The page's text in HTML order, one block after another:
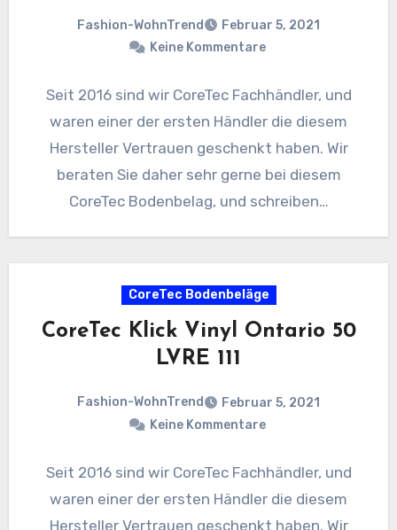
Fashion-WohnTrend
Februar 5, 2021
Keine Kommentare
Seit 2016 sind wir CoreTec Fachhändler, und
waren einer der ersten Händler die diesem
Hersteller Vertrauen geschenkt haben. Wir
beraten Sie daher sehr gerne bei diesem
CoreTec Bodenbelag, und schreiben…
CoreTec Bodenbeläge
CoreTec Klick Vinyl Ontario 50
LVRE 111
Fashion-WohnTrend
Februar 5, 2021
Keine Kommentare
Seit 2016 sind wir CoreTec Fachhändler, und
waren einer der ersten Händler die diesem
Hersteller Vertrauen geschenkt haben. Wir